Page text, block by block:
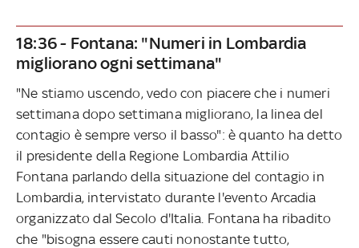
18:36 - Fontana: "Numeri in Lombardia
migliorano ogni settimana"
"Ne stiamo uscendo, vedo con piacere che i numeri
settimana dopo settimana migliorano, la linea del
contagio è sempre verso il basso": è quanto ha detto
il presidente della Regione Lombardia Attilio
Fontana parlando della situazione del contagio in
Lombardia, intervistato durante l'evento Arcadia
organizzato dal Secolo d'Italia. Fontana ha ribadito
che "bisogna essere cauti nonostante tutto,